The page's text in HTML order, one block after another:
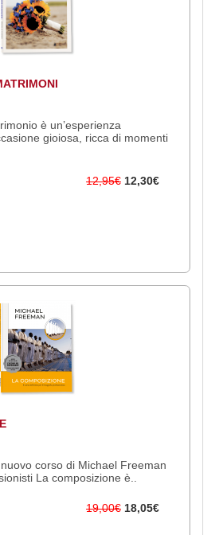
è un’esperienza
gioiosa, ricca di momenti
12,95€ 12,30€
corso di Michael Freeman
La composizione è..
19,00€ 18,05€